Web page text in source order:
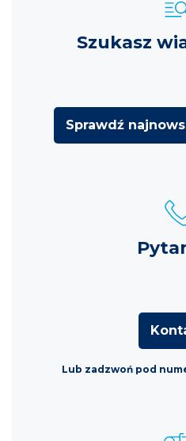
Szukasz
Sprawdź
Lub zadzwoń pod